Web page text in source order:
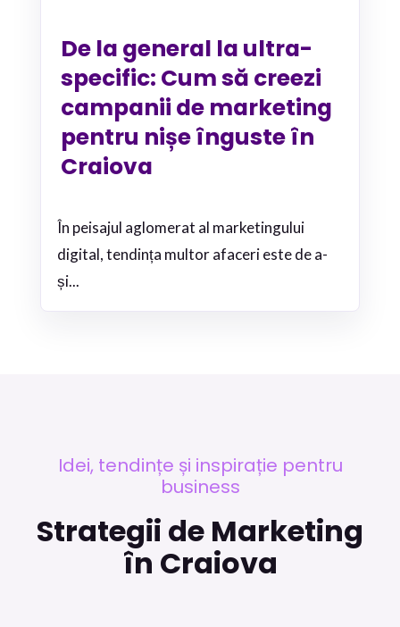
De la general la ultra-
specific: Cum să creezi
campanii de marketing
pentru nișe înguste în
Craiova
În peisajul aglomerat al marketingului
digital, tendința multor afaceri este de a-
și...
Idei, tendințe și inspirație pentru
business
Strategii de Marketing
în Craiova